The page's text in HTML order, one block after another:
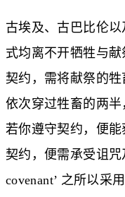
古埃及、古巴比伦
式均离不开牺牲与
契约，需将献祭的
依次穿过牲畜的两半
若你遵守契约，便
契约，便需承受诅咒
covenant’ 之所以采